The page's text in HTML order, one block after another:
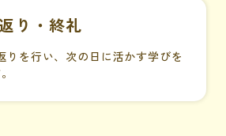
り・終礼
りを行い、次の日に活かす学びを